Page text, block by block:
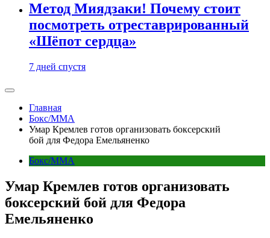
Метод Миядзаки! Почему стоит
посмотреть отреставрированный
«Шёпот сердца»
7 дней спустя
Главная
Бокс/MMA
Умар Кремлев готов организовать боксерский
бой для Федора Емельяненко
Бокс/MMA
Умар Кремлев готов организовать
боксерский бой для Федора
Емельяненко